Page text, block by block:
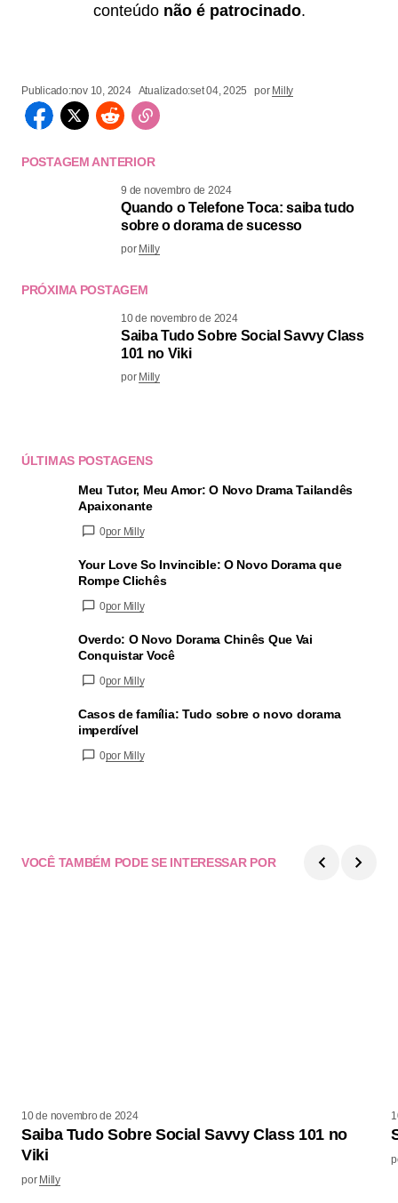
conteúdo não é patrocinado.
Publicado:nov 10, 2024 Atualizado:set 04, 2025 por Milly
POSTAGEM ANTERIOR
9 de novembro de 2024
Quando o Telefone Toca: saiba tudo
sobre o dorama de sucesso
por Milly
PRÓXIMA POSTAGEM
10 de novembro de 2024
Saiba Tudo Sobre Social Savvy Class
101 no Viki
por Milly
ÚLTIMAS POSTAGENS
Meu Tutor, Meu Amor: O Novo Drama Tailandês
Apaixonante
0por Milly
Your Love So Invincible: O Novo Dorama que
Rompe Clichês
0por Milly
Overdo: O Novo Dorama Chinês Que Vai
Conquistar Você
0por Milly
Casos de família: Tudo sobre o novo dorama
imperdível
0por Milly
VOCÊ TAMBÉM PODE SE INTERESSAR POR
10 de novembro de 2024
Saiba Tudo Sobre Social Savvy Class 101 no
Viki
por Milly